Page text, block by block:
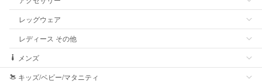
レッグウェア
レディース その他
メンズ
キッズ/ベビー/マタニティ